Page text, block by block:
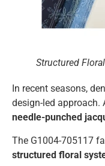
Structured
In recent seasons,
design-led
needle-punched
The G1004-705117
structured floral